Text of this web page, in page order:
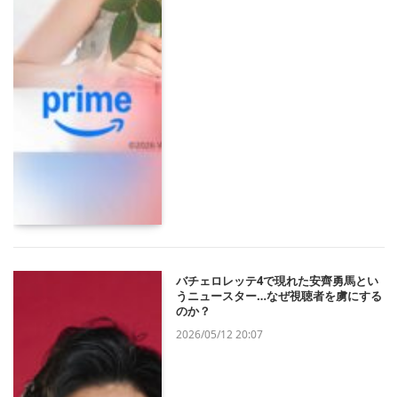
バチェロレッテ4で現れた安齊勇馬とい
うニュースター…なぜ視聴者を虜にする
のか？
2026/05/12 20:07